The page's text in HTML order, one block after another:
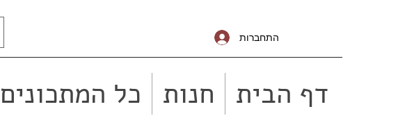
התחברות
דף הבית חנות כל המתכונים